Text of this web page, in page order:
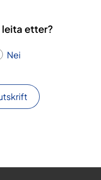
leita etter?
Nei